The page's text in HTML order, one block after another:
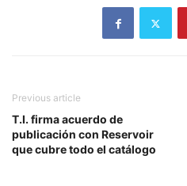
Previous article
T.I. firma acuerdo de
publicación con Reservoir
que cubre todo el catálogo